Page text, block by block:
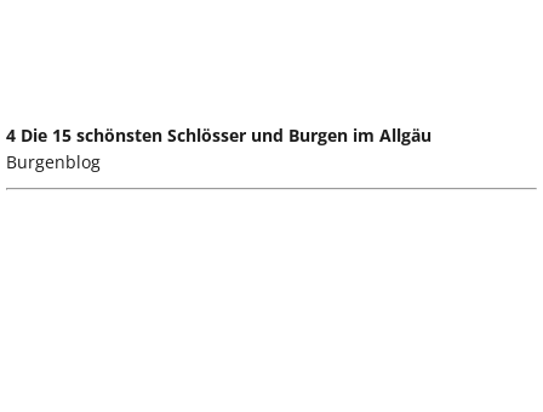
4 Die 15 schönsten Schlösser und Burgen im Allgäu
Burgenblog